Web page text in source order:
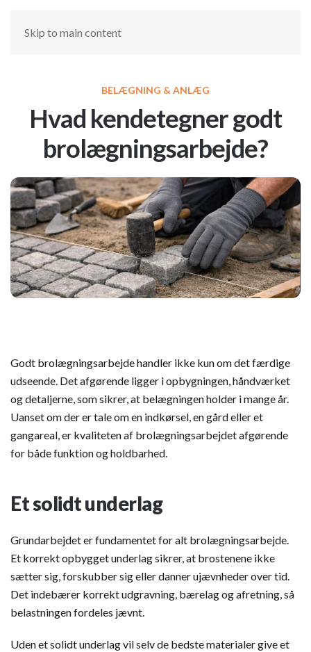
Skip to main content
BELÆGNING & ANLÆG
Hvad kendetegner godt
brolægningsarbejde?
Godt brolægningsarbejde handler ikke kun om det færdige
udseende. Det afgørende ligger i opbygningen, håndværket
og detaljerne, som sikrer, at belægningen holder i mange år.
Uanset om der er tale om en indkørsel, en gård eller et
gangareal, er kvaliteten af brolægningsarbejdet afgørende
for både funktion og holdbarhed.
Et solidt underlag
Grundarbejdet er fundamentet for alt brolægningsarbejde.
Et korrekt opbygget underlag sikrer, at brostenene ikke
sætter sig, forskubber sig eller danner ujævnheder over tid.
Det indebærer korrekt udgravning, bærelag og afretning, så
belastningen fordeles jævnt.
Uden et solidt underlag vil selv de bedste materialer give et